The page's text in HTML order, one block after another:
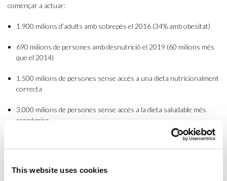
This website uses cookies
començar a actuar:
1.900 milions d’adults amb sobrepès el 2016 (34% amb obesitat)
690 milions de persones amb desnutrició el 2019 (60 milions més
que el 2014)
1.500 milions de persones sense accés a una dieta nutricionalment
correcta
3.000 milions de persones sense accés a la dieta saludable més
econòmica
Aquesta situació preocupant, a més, es pot agreujar amb situacions
disruptives com ha sigut laCOVID-19en què, per exemple, la
40% durant el confinament.